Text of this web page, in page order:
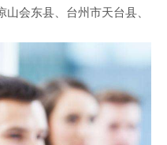
会东县、台州市天台县、